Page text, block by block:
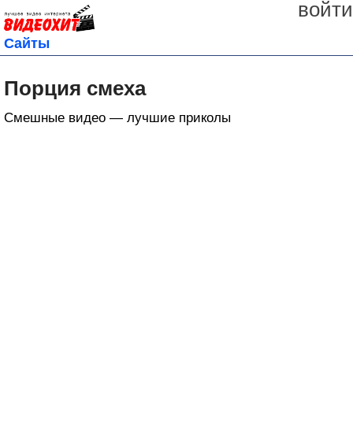
войти
Сайты
Порция смеха
Смешные видео — лучшие приколы